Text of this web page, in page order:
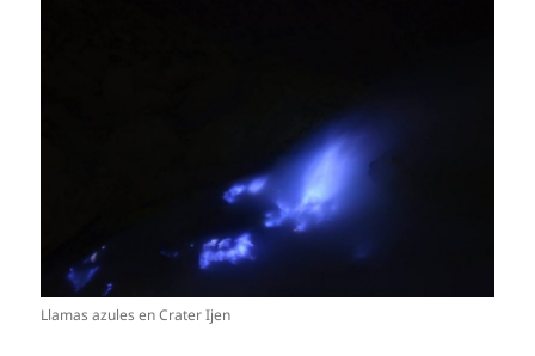
Llamas azules en Crater Ijen